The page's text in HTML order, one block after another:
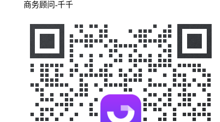
商务顾问-千千